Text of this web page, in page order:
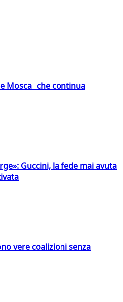
Mosca che continua
Guccini, la fede mai avuta
vere coalizioni senza